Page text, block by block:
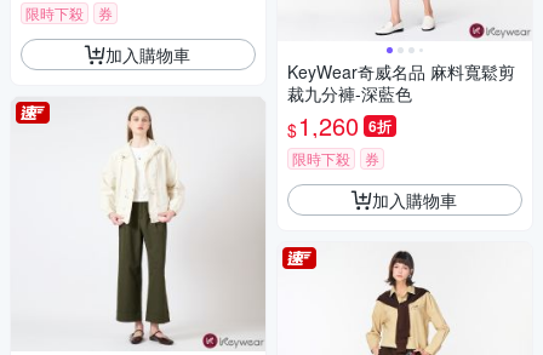
限時下殺 券
加入購物車
KeyWear奇威名品 麻料寬鬆剪
裁九分褲-深藍色
$1,260 6折
限時下殺 券
加入購物車